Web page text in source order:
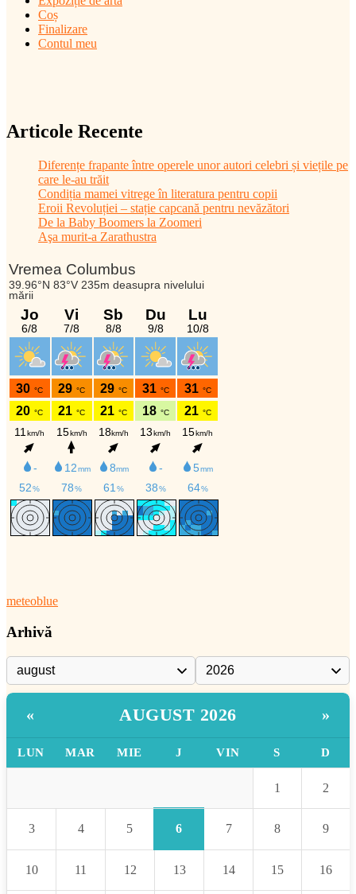
Coș
Finalizare
Contul meu
Articole Recente
Diferențe frapante între operele unor autori celebri și viețile pe
care le-au trăit
Condiția mamei vitrege în literatura pentru copii
Eroii Revoluției – stație capcană pentru nevăzători
De la Baby Boomers la Zoomeri
Aşa murit-a Zarathustra
meteoblue
Arhivă
« AUGUST 2026 »
LUN MAR MIE J VIN S D
1 2
3 4 5 6 7 8 9
10 11 12 13 14 15 16